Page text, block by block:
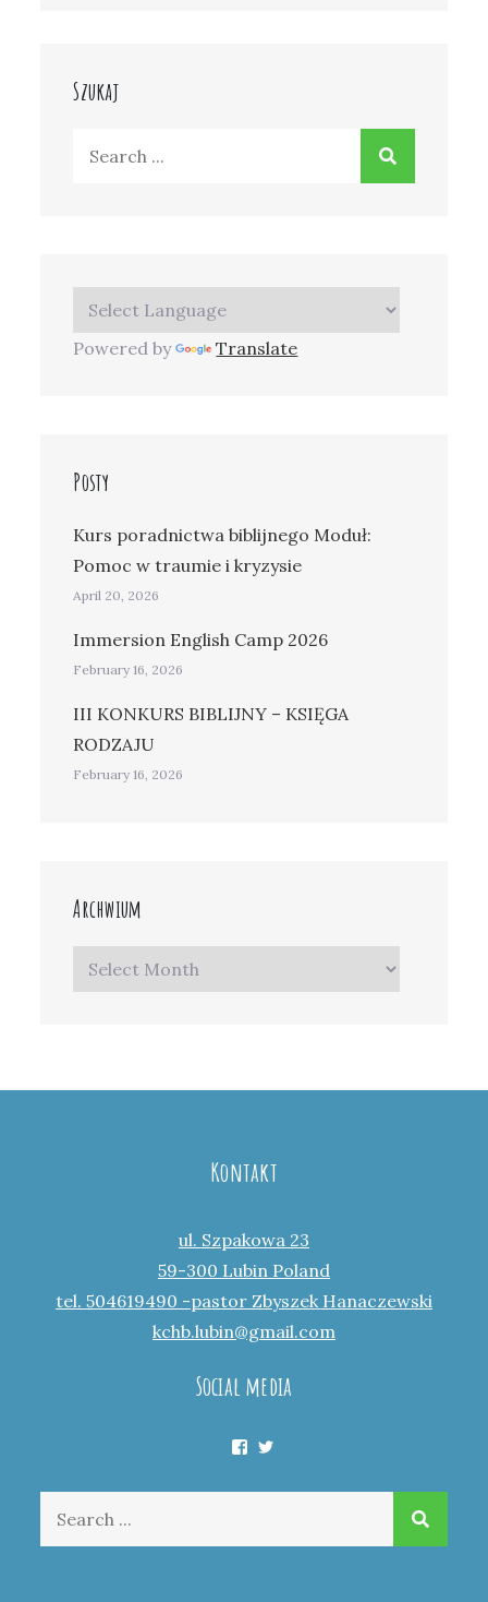
Szukaj
Powered by Translate
Posty
Kurs poradnictwa biblijnego Moduł:
Pomoc w traumie i kryzysie
April 20, 2026
Immersion English Camp 2026
February 16, 2026
III KONKURS BIBLIJNY – KSIĘGA
RODZAJU
February 16, 2026
Archwium
Archwium
Kontakt
ul. Szpakowa 23
59-300 Lubin Poland
tel. 504619490 -pastor Zbyszek Hanaczewski
kchb.lubin@gmail.com
Social media
Facebook